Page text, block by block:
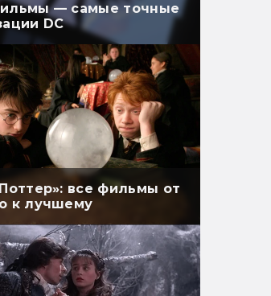
— самые точные
DC
все фильмы от
к лучшему